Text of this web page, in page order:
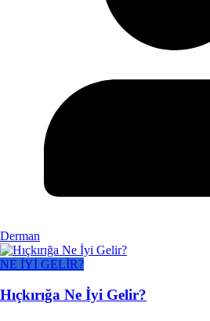
Derman
NE İYİ GELİR?
Hıçkırığa Ne İyi Gelir?